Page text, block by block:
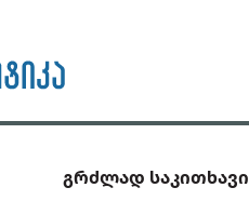
გრძლად საკითხავი